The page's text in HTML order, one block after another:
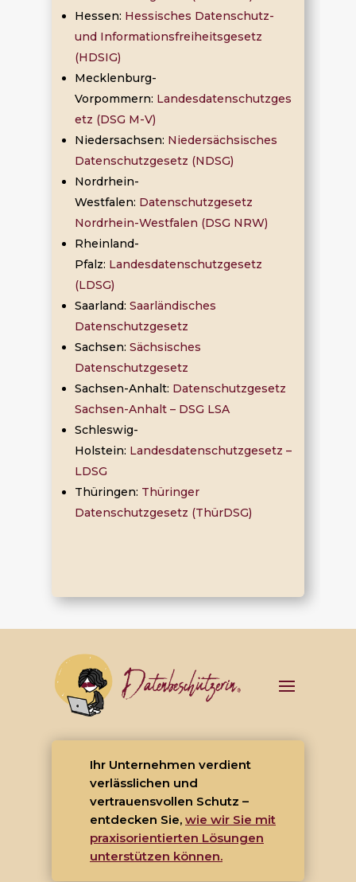
Hessen: Hessisches Datenschutz-
und Informationsfreiheitsgesetz
(HDSIG)
Mecklenburg-
Vorpommern: Landesdatenschutzges
etz (DSG M-V)
Niedersachsen: Niedersächsisches
Datenschutzgesetz (NDSG)
Nordrhein-
Westfalen: Datenschutzgesetz
Nordrhein-Westfalen (DSG NRW)
Rheinland-
Pfalz: Landesdatenschutzgesetz
(LDSG)
Saarland: Saarländisches
Datenschutzgesetz
Sachsen: Sächsisches
Datenschutzgesetz
Sachsen-Anhalt: Datenschutzgesetz
Sachsen-Anhalt – DSG LSA
Schleswig-
Holstein: Landesdatenschutzgesetz –
LDSG
Thüringen: Thüringer
Datenschutzgesetz (ThürDSG)
Ihr Unternehmen verdient
verlässlichen und
vertrauensvollen Schutz –
entdecken Sie, wie wir Sie mit
praxisorientierten Lösungen
unterstützen können.